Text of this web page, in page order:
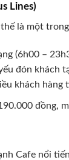
Lines)
là một
(6h00 –
đón khách
khách hàng
đồng,
Cafe nổi